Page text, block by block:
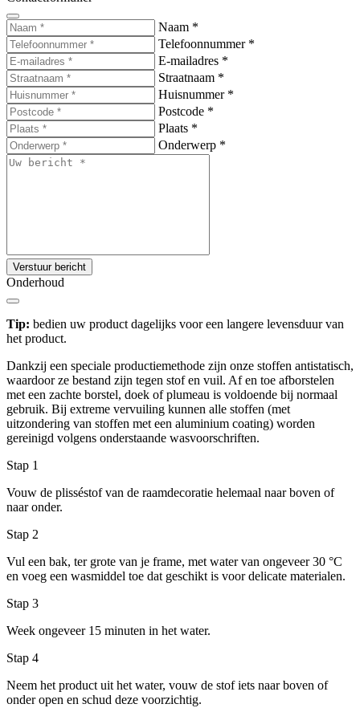
Naam *
Telefoonnummer *
E-mailadres *
Straatnaam *
Huisnummer *
Postcode *
Plaats *
Onderwerp *
Verstuur bericht
Onderhoud
Tip: bedien uw product dagelijks voor een langere levensduur van
het product.
Dankzij een speciale productiemethode zijn onze stoffen antistatisch,
waardoor ze bestand zijn tegen stof en vuil. Af en toe afborstelen
met een zachte borstel, doek of plumeau is voldoende bij normaal
gebruik. Bij extreme vervuiling kunnen alle stoffen (met
uitzondering van stoffen met een aluminium coating) worden
gereinigd volgens onderstaande wasvoorschriften.
Stap 1
Vouw de plisséstof van de raamdecoratie helemaal naar boven of
naar onder.
Stap 2
Vul een bak, ter grote van je frame, met water van ongeveer 30 °C
en voeg een wasmiddel toe dat geschikt is voor delicate materialen.
Stap 3
Week ongeveer 15 minuten in het water.
Stap 4
Neem het product uit het water, vouw de stof iets naar boven of
onder open en schud deze voorzichtig.